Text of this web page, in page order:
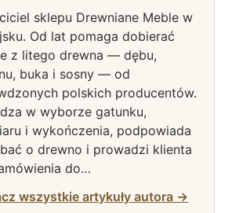
sklepu Drewniane Meble w
Od lat pomaga dobierać
z litego drewna — dębu,
buka i sosny — od
polskich producentów.
w wyborze gatunku,
i wykończenia, podpowiada
o drewno i prowadzi klienta
do…
wszystkie artykuły autora →